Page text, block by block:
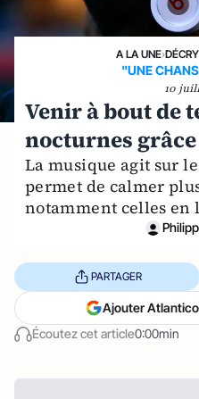
A LA UNE›
"UNE
10
Venir à bout de
nocturnes
La musique agit sur
permet de calmer
notamment celles en
Écoutez cet article0:00min
PARTAGER
Ajouter